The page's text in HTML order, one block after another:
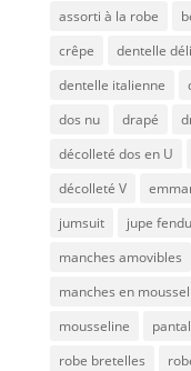
assorti à la robe
crêpe
dentelle
dentelle italienne
dos nu
drapé
décolleté dos en U
décolleté V
jumsuit
jupe
manches amovibles
manches en
mousseline
robe bretelles